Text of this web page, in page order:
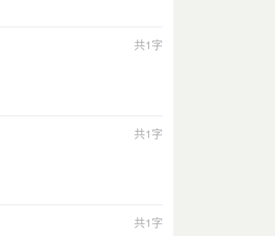
共1字
共1字
共1字